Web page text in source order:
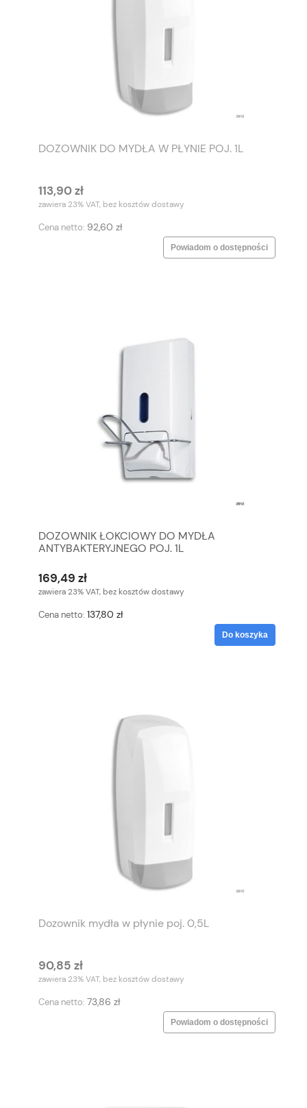
DOZOWNIK DO MYDŁA W PŁYNIE POJ. 1L
113,90 zł
zawiera 23% VAT, bez kosztów dostawy
Cena netto: 92,60 zł
Powiadom o dostępności
DOZOWNIK ŁOKCIOWY DO MYDŁA
ANTYBAKTERYJNEGO POJ. 1L
169,49 zł
zawiera 23% VAT, bez kosztów dostawy
Cena netto: 137,80 zł
Do koszyka
Dozownik mydła w płynie poj. 0,5L
90,85 zł
zawiera 23% VAT, bez kosztów dostawy
Cena netto: 73,86 zł
Powiadom o dostępności